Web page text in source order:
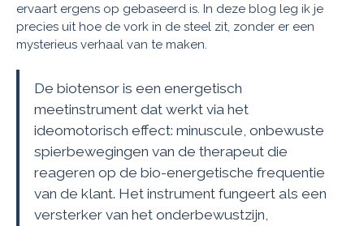
ervaart ergens op gebaseerd is. In deze blog leg ik je
precies uit hoe de vork in de steel zit, zonder er een
mysterieus verhaal van te maken.
De biotensor is een energetisch
meetinstrument dat werkt via het
ideomotorisch effect: minuscule, onbewuste
spierbewegingen van de therapeut die
reageren op de bio-energetische frequentie
van de klant. Het instrument fungeert als een
versterker van het onderbewustzijn,